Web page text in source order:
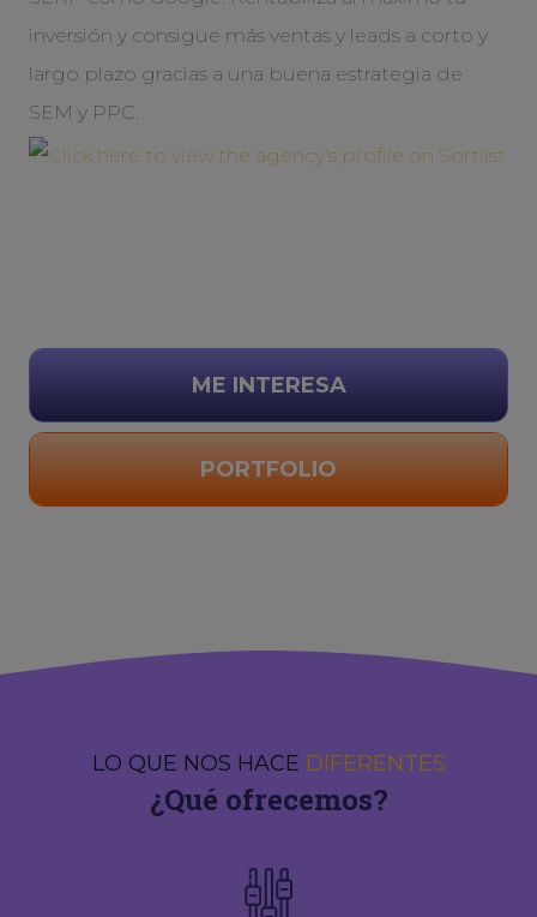
inversión y consigue más ventas y leads a corto y
largo plazo gracias a una buena estrategia de
SEM y PPC.
ME INTERESA
PORTFOLIO
LO QUE NOS HACE DIFERENTES
¿Qué ofrecemos?